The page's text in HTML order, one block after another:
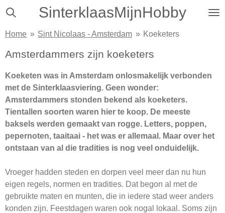
Ga
naar
hoofdinhoud
SinterklaasMijnHobby
Home » Sint Nicolaas - Amsterdam » Koeketers
Amsterdammers zijn koeketers
Koeketen was in Amsterdam onlosmakelijk verbonden
met de Sinterklaasviering. Geen wonder:
Amsterdammers stonden bekend als koeketers.
Tientallen soorten waren hier te koop. De meeste
baksels werden gemaakt van rogge. Letters, poppen,
pepernoten, taaitaai - het was er allemaal. Maar over het
ontstaan van al die tradities is nog veel onduidelijk.
Vroeger hadden steden en dorpen veel meer dan nu hun
eigen regels, normen en tradities. Dat begon al met de
gebruikte maten en munten, die in iedere stad weer anders
konden zijn. Feestdagen waren ook nogal lokaal. Soms zijn